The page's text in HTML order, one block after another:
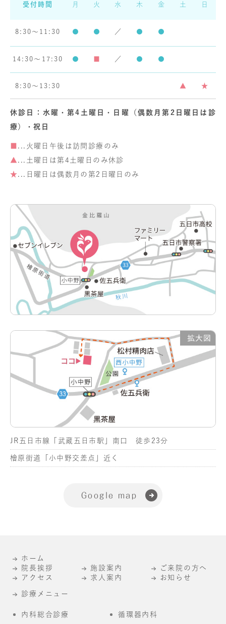
受付時間 月 火 水 木 金 土 日
8:30～11:30 ● ● ／ ● ●
14:30～17:30 ● ■ ／ ● ●
8:30～13:30 ▲ ★
休診日：水曜・第4土曜日・日曜（偶数月第2日曜日は診
療）・祝日
...火曜日午後は訪問診療のみ
▲ ...土曜日は第4土曜日のみ休診
★...日曜日は偶数月の第2日曜日のみ
JR五日市線「武蔵五日市駅」南口 徒歩23分
檜原街道「小中野交差点」近く
Google map
ホーム
院長挨拶
施設案内
ご来院の方へ
アクセス
求人案内 お知らせ
診療メニュー
内科総合診療 循環器内科